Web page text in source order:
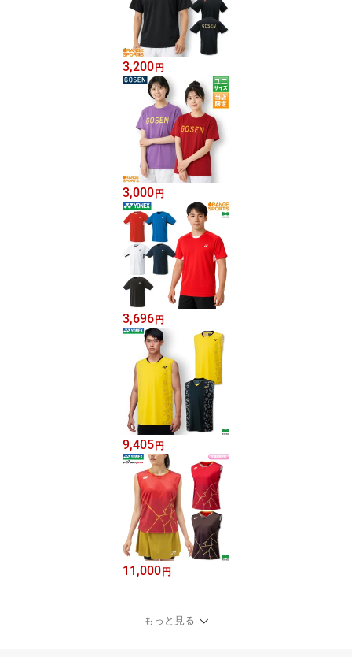
3,200円
3,000円
3,696円
9,405円
11,000円
もっと見る